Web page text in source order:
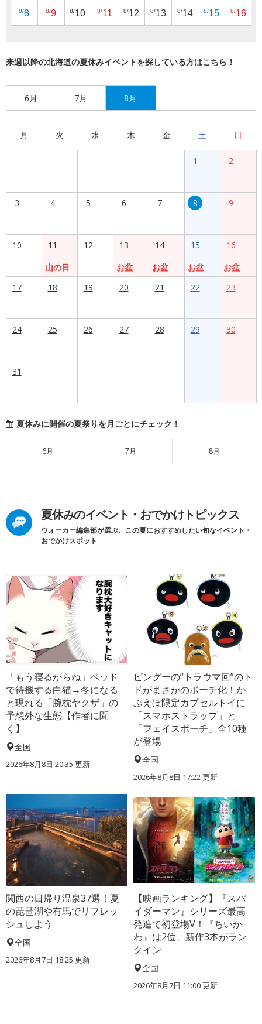
8/8 8/9 8/10 8/11 8/12 8/13 8/14 8/15 8/16
来週以降の北海道の夏休みイベントを探している方はこちら！
6月 7月 8月
月 火 水 木 金 土 日
1 2
3 4 5 6 7 8 9
10
11
山の日
12
13
お盆
14
お盆
15
お盆
16
お盆
17
18 19 20 21 22 23
24 25 26 27 28 29 30
31
夏休みに開催の夏祭りを月ごとにチェック！
6月 7月 8月
夏休みのイベント・おでかけトピックス
ウォーカー編集部が選ぶ、この夏におすすめしたい旬なイベント・
おでかけスポット
「もう寝るからね」ベッド
で待機する白猫→冬になる
と現れる「腕枕ヤクザ」の
予想外な生態【作者に聞
く】
全国
2026年8月8日 20:35 更新
ピングーの“トラウマ回”のト
ドがまさかのポーチ化！か
ぷえぼ限定カプセルトイに
「スマホストラップ」と
「フェイスポーチ」全10種
が登場
全国
2026年8月8日 17:22更新
関西の日帰り温泉37選！夏
の琵琶湖や有馬でリフレッ
シュしよう
全国
2026年8月7日 18:25 更新
【映画ランキング】『スパ
イダーマン』シリーズ最高
発進で初登場V！『ちいか
わ』は2位、新作3本がラン
クイン
全国
2026年8月7日 11:00更新